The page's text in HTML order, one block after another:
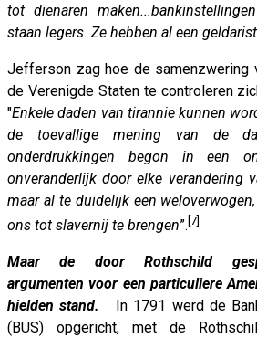
tot dienaren
staan legers. Ze hebben al een
Jefferson zag hoe de samenzwering
de Verenigde Staten te controleren
"Enkele daden van tirannie kunnen
de toevallige mening van de
onderdrukkingen begon in een
onveranderlijk door elke verandering
maar al te duidelijk een
ons tot slavernij te brengen”. [7]
Maar de door Rothschild
argumenten voor een particuliere
hielden stand.
In 1791 werd de
(BUS) opgericht, met de